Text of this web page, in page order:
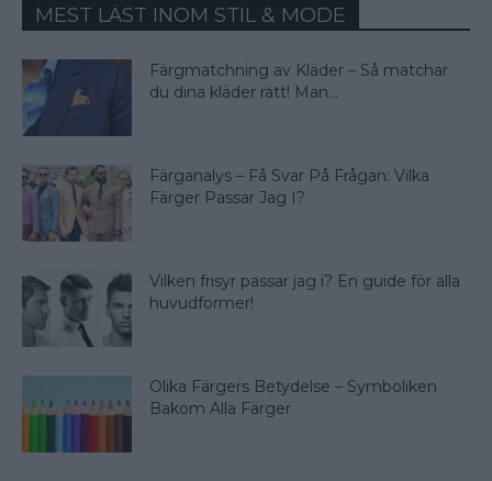
MEST LÄST INOM STIL & MODE
Färgmatchning av Kläder – Så matchar
du dina kläder rätt! Man...
Färganalys – Få Svar På Frågan: Vilka
Färger Passar Jag I?
Vilken frisyr passar jag i? En guide för alla
huvudformer!
Olika Färgers Betydelse – Symboliken
Bakom Alla Färger